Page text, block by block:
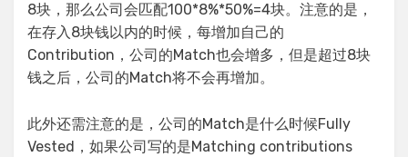
8块，那么公司会匹配100*8%*50%=4块。注意的是，
在存入8块钱以内的时候，每增加自己的
Contribution，公司的Match也会增多，但是超过8块
钱之后，公司的Match将不会再增加。
此外还需注意的是，公司的Match是什么时候Fully
Vested，如果公司写的是Matching contributions